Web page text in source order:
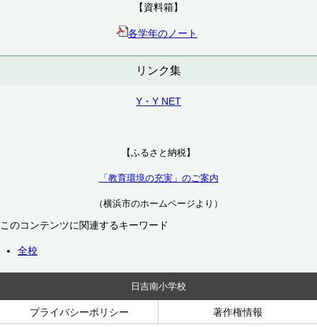
【資料箱】
各学年のノート
リンク集
Y・Y NET
【ふるさと納税】
「教育環境の充実」のご案内
（横浜市のホームページより）
このコンテンツに関連するキーワード
全校
日吉南小学校
プライバシーポリシー 著作権情報